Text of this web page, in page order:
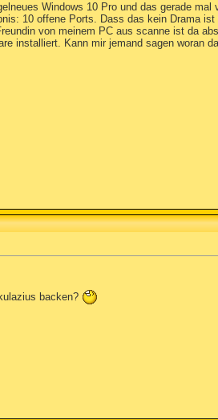
Windows 10 Pro und das gerade
10 offene Ports. Dass das kein Drama
von meinem PC aus scanne ist da
installiert. Kann mir jemand sagen woran
backen?